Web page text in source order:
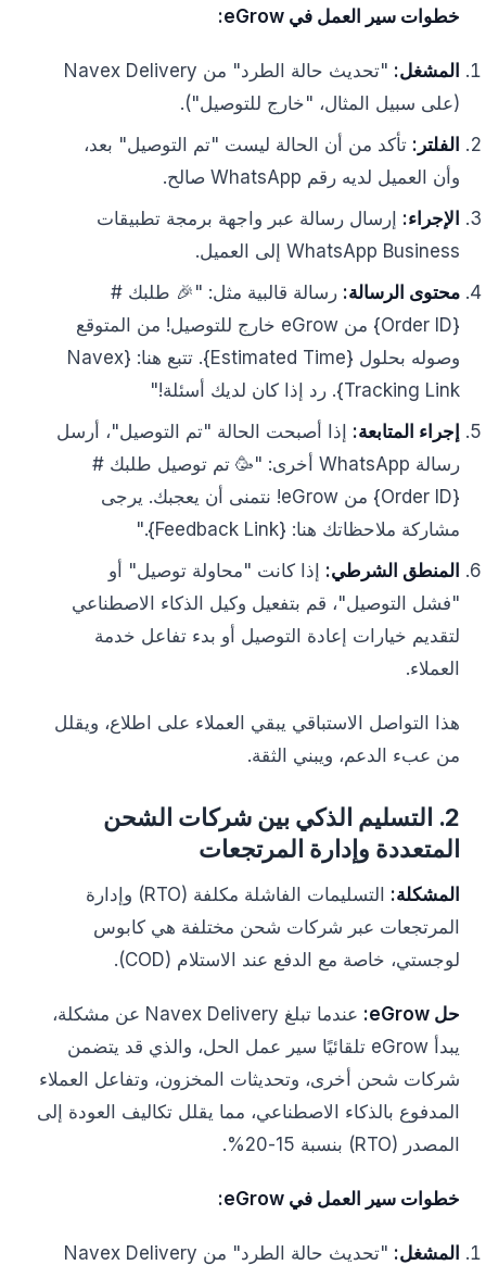
خطوات سير العمل في eGrow:
المشغل:
"تحديث حالة الطرد" من Navex Delivery
(على سبيل المثال، "خارج للتوصيل").
الفلتر: تأكد من أن الحالة ليست "تم التوصيل" بعد،
وأن العميل لديه رقم WhatsApp صالح.
الإجراء: إرسال رسالة عبر واجهة برمجة تطبيقات
WhatsApp Business إلى العميل.
محتوى الرسالة: رسالة قالبية مثل: "🎉 طلبك #
{Order ID} من eGrow خارج للتوصيل! من المتوقع
وصوله بحلول {Estimated Time}. تتبع هنا: {Navex
Tracking Link}. رد إذا كان لديك أسئلة!"
إجراء المتابعة: إذا أصبحت الحالة "تم التوصيل"، أرسل
رسالة WhatsApp أخرى: "🥳 تم توصيل طلبك #
{Order ID} من eGrow! نتمنى أن يعجبك. يرجى
مشاركة ملاحظاتك هنا: {Feedback Link}."
المنطق الشرطي: إذا كانت "محاولة توصيل" أو
"فشل التوصيل"، قم بتفعيل وكيل الذكاء الاصطناعي
لتقديم خيارات إعادة التوصيل أو بدء تفاعل خدمة
العملاء.
هذا التواصل الاستباقي يبقي العملاء على اطلاع، ويقلل
من عبء الدعم، ويبني الثقة.
2. التسليم الذكي بين شركات الشحن
المتعددة وإدارة المرتجعات
المشكلة:
التسليمات الفاشلة مكلفة (RTO) وإدارة
المرتجعات عبر شركات شحن مختلفة هي كابوس
لوجستي، خاصة مع الدفع عند الاستلام (COD).
حل eGrow:
عندما تبلغ Navex Delivery عن مشكلة،
يبدأ eGrow تلقائيًا سير عمل الحل، والذي قد يتضمن
شركات شحن أخرى، وتحديثات المخزون، وتفاعل العملاء
المدفوع بالذكاء الاصطناعي، مما يقلل تكاليف العودة إلى
المصدر (RTO) بنسبة 15-20%.
خطوات سير العمل في eGrow:
المشغل:
"تحديث حالة الطرد" من Navex Delivery